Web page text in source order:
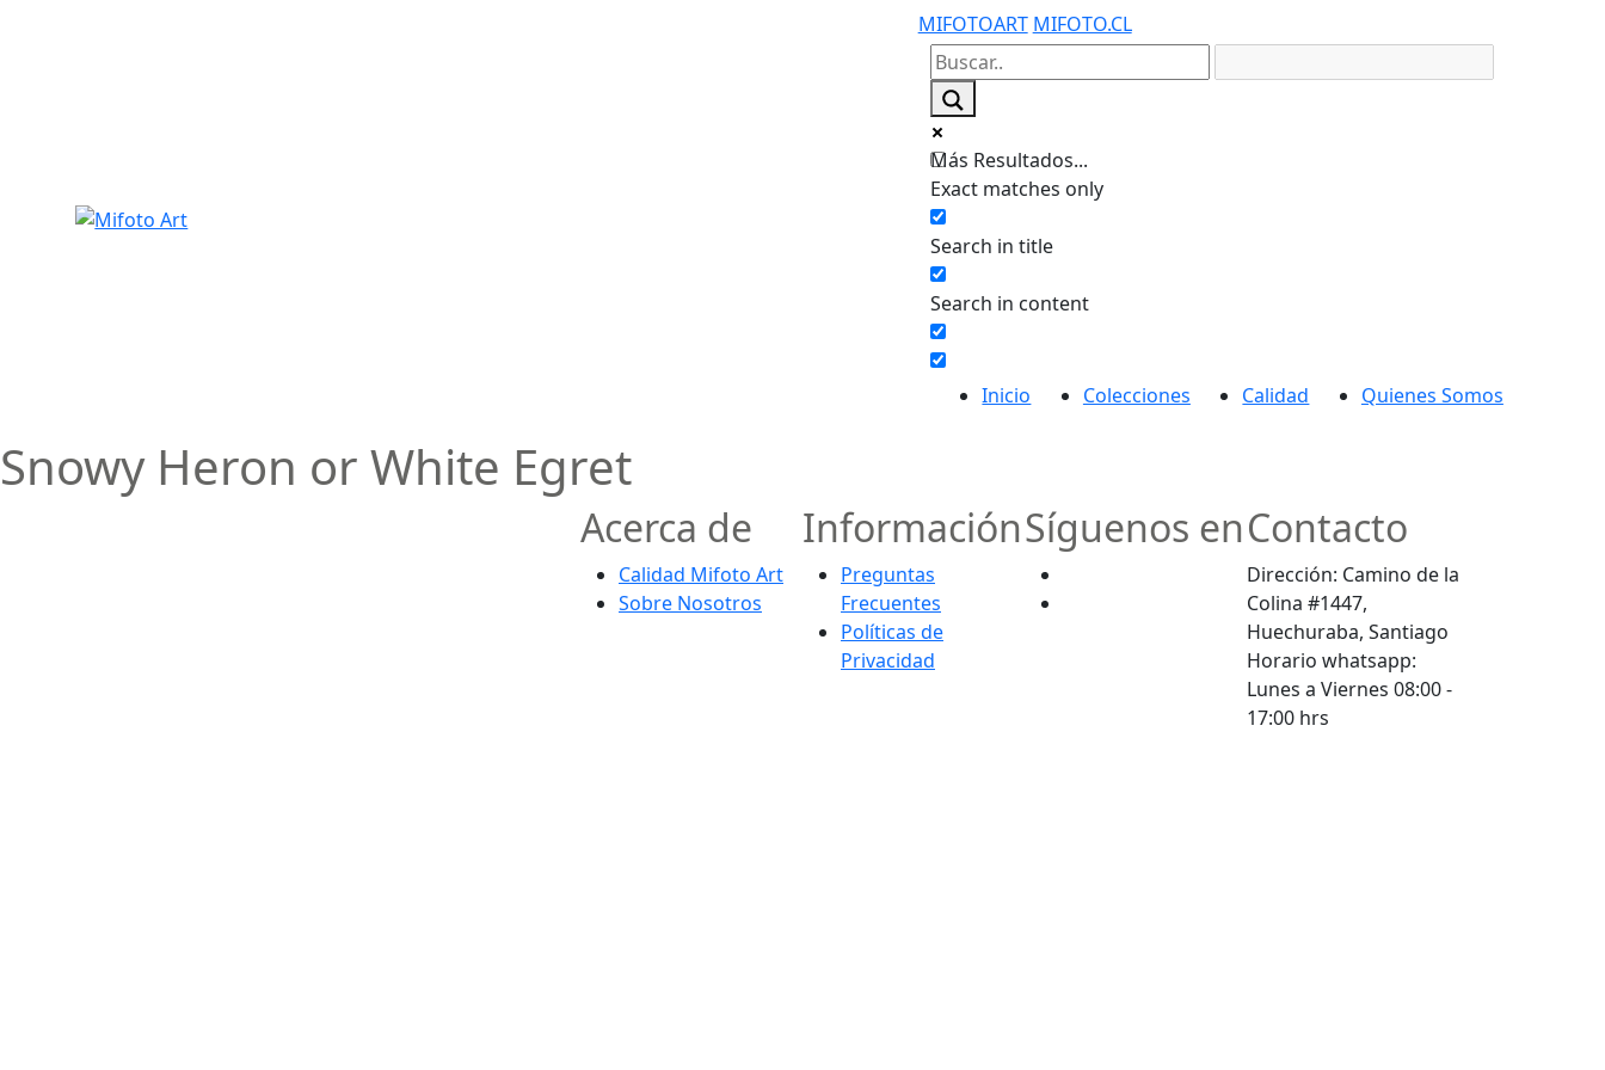
MIFOTOART MIFOTO.CL
Más Resultados...
Exact matches only
Search in title
Search in content
Inicio Colecciones Calidad Quienes Somos
Snowy Heron or White Egret
Acerca de
Calidad Mifoto Art
Sobre Nosotros
Información
Preguntas
Frecuentes
Políticas de
Privacidad
Síguenos enContacto
Dirección: Camino de la
Colina #1447,
Huechuraba, Santiago
Horario whatsapp:
Lunes a Viernes 08:00 -
17:00 hrs